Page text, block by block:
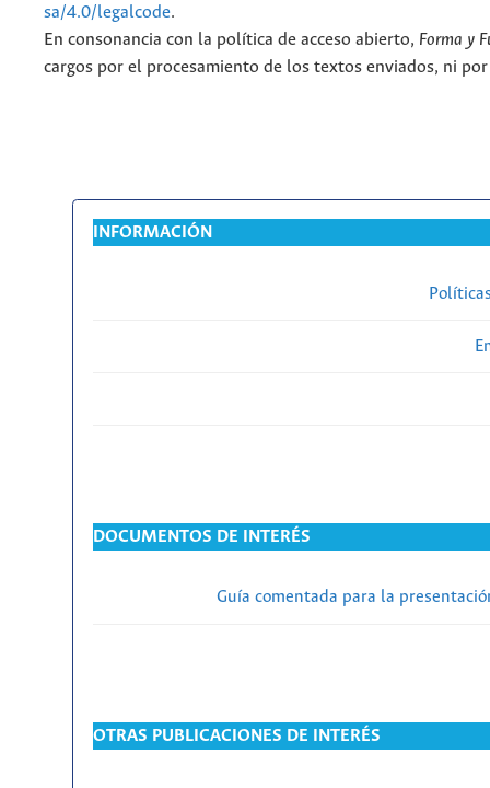
sa/4.0/legalcode.
En consonancia con la política de acceso abierto, Forma y
cargos por el procesamiento de los textos enviados, ni
INFORMACIÓN
DOCUMENTOS DE INTERÉS
Guía comentada para la
OTRAS PUBLICACIONES DE INTERÉS